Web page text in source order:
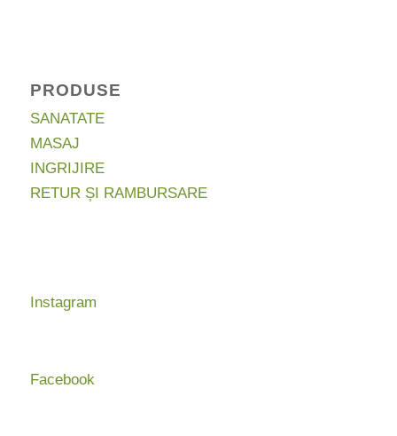
PRODUSE
SANATATE
MASAJ
INGRIJIRE
RETUR ȘI RAMBURSARE
Instagram
Facebook